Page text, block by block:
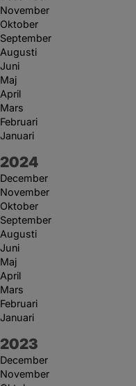
November
Oktober
September
Augusti
Juni
Maj
April
Mars
Februari
Januari
År:
2024
December
November
Oktober
September
Augusti
Juni
Maj
April
Mars
Februari
Januari
År:
2023
December
November